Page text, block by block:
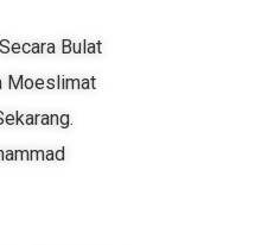
Bulat
Moeslimat